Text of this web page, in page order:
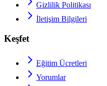
Gizlilik Politikası
İletişim Bilgileri
Keşfet
Eğitim Ücretleri
Yorumlar